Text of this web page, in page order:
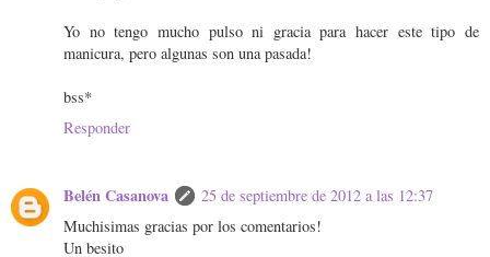
Yo no tengo mucho pulso ni gracia para hacer este tipo de
manicura, pero algunas son una pasada!
bss*
Responder
Belén Casanova
25 de septiembre de 2012 a las 12:37
Muchisimas gracias por los comentarios!
Un besito